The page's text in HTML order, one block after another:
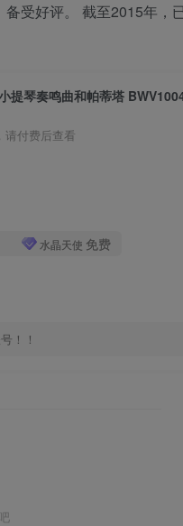
受好评。 截至2015年，
提琴奏鸣曲和帕蒂塔
请付费后查看
水晶天使 免费
！！